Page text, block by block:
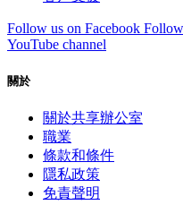
Follow us on Facebook
YouTube channel
關於
關於共享辦公室
職業
條款和條件
隱私政策
免責聲明